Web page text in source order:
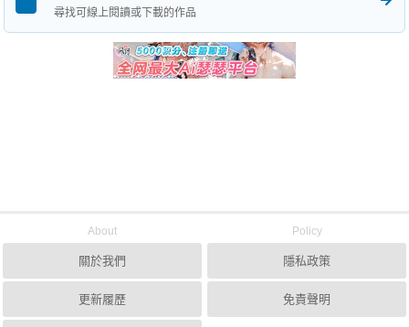
尋找可線上閱讀或下載的作品
About
關於我們
更新履歷
Policy
隱私政策
免責聲明